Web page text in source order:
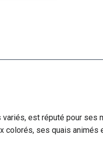
est réputé pour
colorés, ses quais